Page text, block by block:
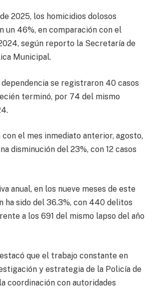
2025, los homicidios dolosos
un 46%, en comparación con el
según reporto la Secretaría de
Municipal.
dependencia se registraron 40 casos
terminó, por 74 del mismo
con el mes inmediato anterior, agosto,
disminución del 23%, con 12 casos
anual, en los nueve meses de este
ha sido del 36.3%, con 440 delitos
a los 691 del mismo lapso del año
que el trabajo constante en
y estrategia de la Policía de
coordinación con autoridades